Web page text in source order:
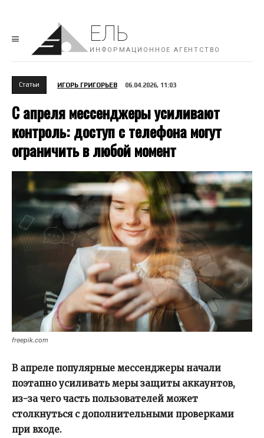
ЕЛЬ
ИНФОРМАЦИОННОЕ АГЕНТСТВО
Cтатьи ИГОРЬ ГРИГОРЬЕВ 06.04.2026, 11:03
С апреля мессенджеры усиливают
контроль: доступ с телефона могут
ограничить в любой момент
freepik.com
В апреле популярные мессенджеры начали
поэтапно усиливать меры защиты аккаунтов,
из-за чего часть пользователей может
столкнуться с дополнительными проверками
при входе.